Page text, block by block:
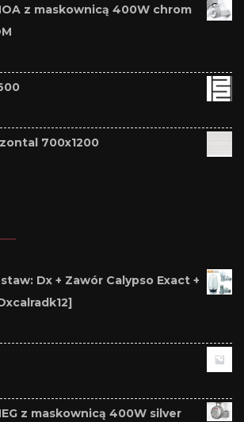
z maskownicą 400W chrom
700x1200
Dx + Zawór Calypso Exact +
z maskownicą 400W silver